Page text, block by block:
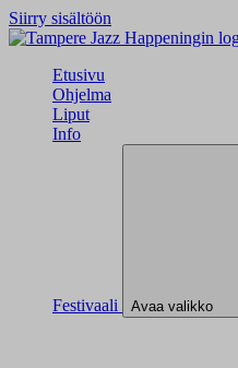
Siirry sisältöön
Etusivu
Ohjelma
Liput
Info
Festivaali Avaa valikko